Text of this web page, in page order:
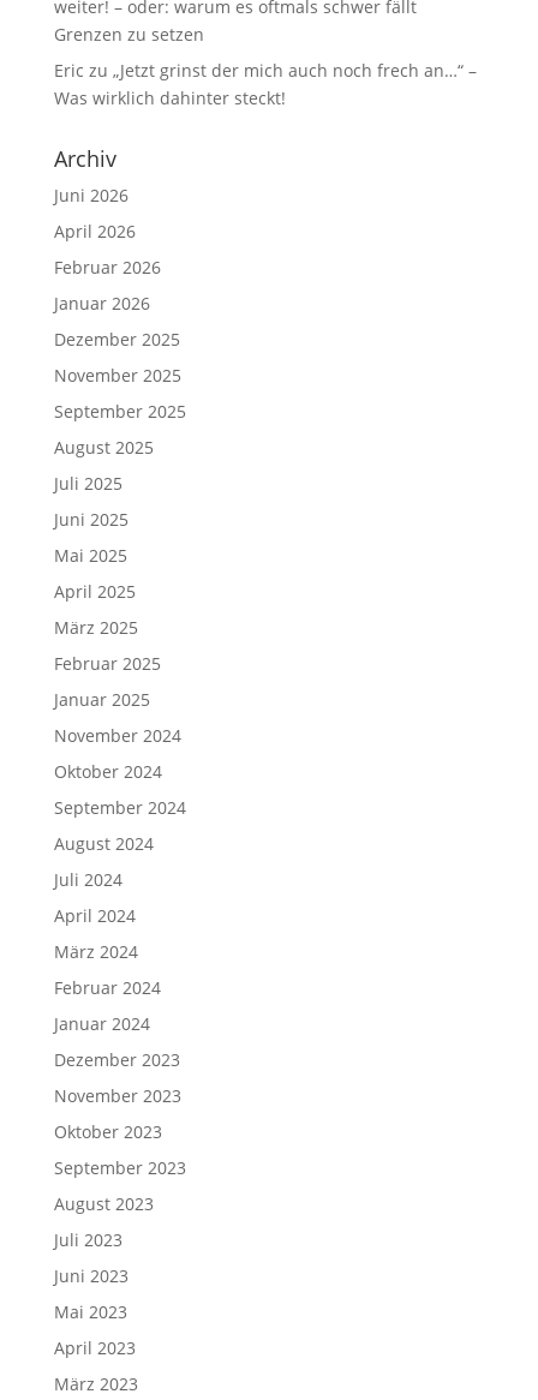
weiter! – oder: warum es oftmals schwer fällt
Grenzen zu setzen
Eric zu „Jetzt grinst der mich auch noch frech an…“ –
Was wirklich dahinter steckt!
Archiv
Juni 2026
April 2026
Februar 2026
Januar 2026
Dezember 2025
November 2025
September 2025
August 2025
Juli 2025
Juni 2025
Mai 2025
April 2025
März 2025
Februar 2025
Januar 2025
November 2024
Oktober 2024
September 2024
August 2024
Juli 2024
April 2024
März 2024
Februar 2024
Januar 2024
Dezember 2023
November 2023
Oktober 2023
September 2023
August 2023
Juli 2023
Juni 2023
Mai 2023
April 2023
März 2023